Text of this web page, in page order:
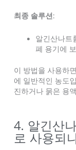
최종 솔루션:
알긴산나트
폐 용기에
이 방법을 사용하면
에 일반적인 농도
진하거나 묽은 용
4. 알긴산
로 사용되